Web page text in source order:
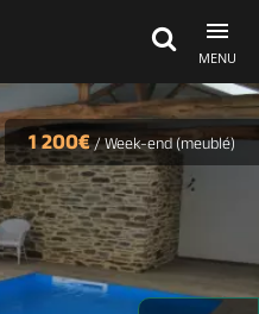
MENU
1 200€/Week-end (meublé)